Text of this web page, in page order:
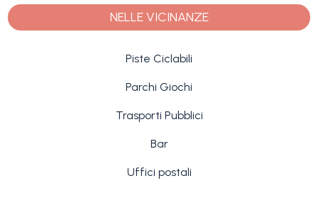
NELLE VICINANZE
Piste Ciclabili
Parchi Giochi
Trasporti Pubblici
Bar
Uffici postali